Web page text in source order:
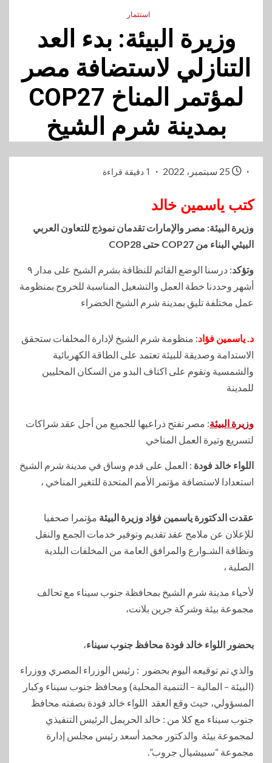
استثمار
وزيرة البيئة: بدء العد
التنازلي لاستضافة مصر
لمؤتمر المناخ COP27
بمدينة شرم الشيخ
1 دقيقة قراءة
كتب ياسمين خالد
وزيرة البيئة: مصر والإمارات تقدمان نموذج للتعاون العربي
البيئي البناء من COP27 حتى COP28
وتؤكد
: درسنا الوضع القائم للنظافة بشرم الشيخ على مدار ٩
أشهر وحددنا خطة العمل والتشغيل المناسبة للخروج بمنظومة
عمل مختلفة تليق بمدينة شرم الشيخ الخضراء
د. ياسمين فؤاد: منظومة شرم الشيخ لإدارة المخلفات ستحقق
الاستدامة وصديقة للبيئة تعتمد على الطاقة الكهربائية
والشمسية وتقوم على اكتاف البدو من السكان المحليين
للمدينة
وزيرة البيئة: مصر تفتح ذراعيها للجميع من أجل عقد شراكات
لتسريع وتيرة العمل المناخي
اللواء خالد فودة : العمل على قدم وساق في مدينة شرم الشيخ
استعدادا لاستضافة مؤتمر الأمم المتحدة للتغير المناخي ،
عقدت الدكتورة ياسمين فؤاد وزيرة البيئة مؤتمرا صحفيا
للإعلان عن ملامح عقد تقديم وتوفير خدمات الجمع والنقل
ونظافة الشـوارع والمرافق العامة من المخلفات البلدية
الصلبة ،
لأحياء مدينة شرم الشيخ بمحافظة جنوب سيناء مع تحالف
مجموعة بيئة وشركة جرين بلانت،
بحضور اللواء خالد فودة محافظ جنوب سيناء،
والذي تم توقيعه اليوم بحضور : رئيس الوزراء المصري ووزراء
(البيئة – المالية – التنمية المحلية) ومحافظ جنوب سيناء وكبار
المسؤولي، حيث وقع العقد اللواء خالد فودة بصفته محافظ
جنوب سيناء مع كلا من : خالد الحريمل الرئيس التنفيذي
لمجموعة بيئة والدكتور محمد أسعد رئيس مجلس إدارة
مجموعة “سبيشيال جروب”.